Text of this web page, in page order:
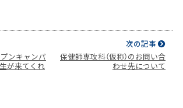
ンキャンパ
生が来てくれ
次の記事
保健師専攻科（仮称）のお問い合
わせ先について